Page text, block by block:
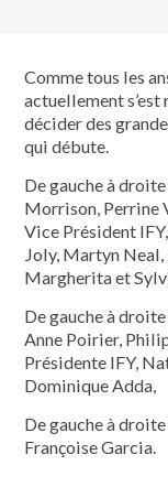
Comme tous les
actuellement
décider des
qui débute.
De gauche à
Morrison, Perrine
Vice Président
Joly, Martyn
Margherita et
De gauche à
Anne Poirier,
Présidente IFY,
Dominique Adda,
De gauche à
Françoise Garcia.